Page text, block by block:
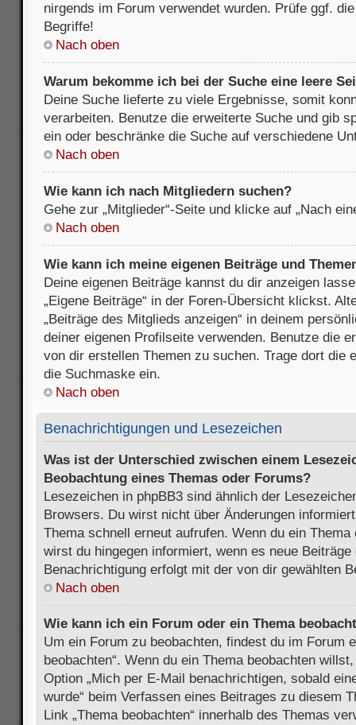
nirgends im Forum verwendet wurden. Prüfe ggf.
Begriffe!
Nach oben
Warum bekomme ich bei der Suche eine leere
Deine Suche lieferte zu viele Ergebnisse, somit
verarbeiten. Benutze die erweiterte Suche und gib
ein oder beschränke die Suche auf verschiedene
Nach oben
Wie kann ich nach Mitgliedern suchen?
Gehe zur „Mitglieder“-Seite und klicke auf „Nach
Nach oben
Wie kann ich meine eigenen Beiträge und
Deine eigenen Beiträge kannst du dir anzeigen
„Eigene Beiträge“ in der Foren-Übersicht klickst.
„Beiträge des Mitglieds anzeigen“ in deinem
deiner eigenen Profilseite verwenden. Benutze die
von dir erstellen Themen zu suchen. Trage dort die
die Suchmaske ein.
Nach oben
Benachrichtigungen und Lesezeichen
Was ist der Unterschied zwischen einem
Beobachtung eines Themas oder Forums?
Lesezeichen in phpBB3 sind ähnlich der
Browsers. Du wirst nicht über Änderungen
Thema schnell erneut aufrufen. Wenn du ein
wirst du hingegen informiert, wenn es neue
Benachrichtigung erfolgt mit der von dir gewählten
Nach oben
Wie kann ich ein Forum oder ein Thema
Um ein Forum zu beobachten, findest du im Forum
beobachten“. Wenn du ein Thema beobachten
Option „Mich per E-Mail benachrichtigen, sobald
wurde“ beim Verfassen eines Beitrages zu diesem
Link „Thema beobachten“ innerhalb des Themas